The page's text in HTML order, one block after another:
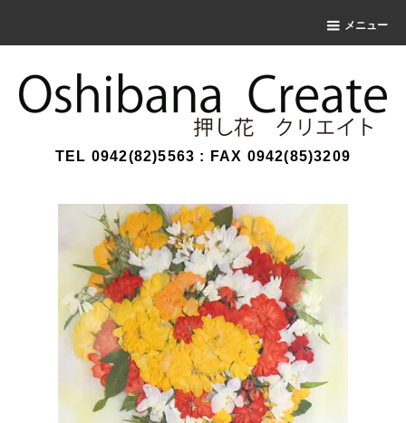
メニュー
TEL 0942(82)5563 : FAX 0942(85)3209